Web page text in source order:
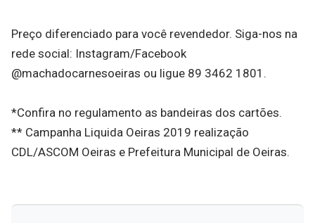
Preço diferenciado para você revendedor. Siga-nos na
rede social: Instagram/Facebook
@machadocarnesoeiras ou ligue 89 3462 1801.
*Confira no regulamento as bandeiras dos cartões.
** Campanha Liquida Oeiras 2019 realização
CDL/ASCOM Oeiras e Prefeitura Municipal de Oeiras.